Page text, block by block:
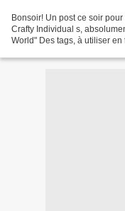
Bonsoir! Un post ce soir
Crafty Individual s,
World" Des tags, à utiliser